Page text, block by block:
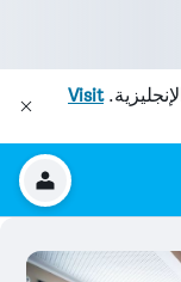
Visit